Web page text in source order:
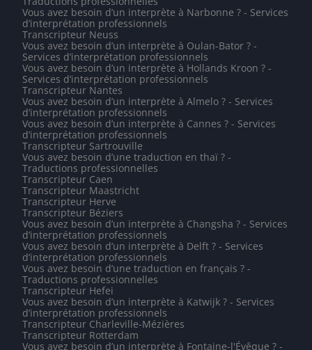
Vous avez besoin d’un interprète à Narbonne ? - Services
d’interprétation professionnels
Transcripteur Neuss
Vous avez besoin d’un interprète à Oulan-Bator ? -
Services d’interprétation professionnels
Vous avez besoin d’un interprète à Hollands Kroon ? -
Services d’interprétation professionnels
Transcripteur Nantes
Vous avez besoin d’un interprète à Almelo ? - Services
d’interprétation professionnels
Vous avez besoin d’un interprète à Cannes ? - Services
d’interprétation professionnels
Transcripteur Sartrouville
Vous avez besoin d’une traduction en thaï ? -
Traductions professionnelles
Transcripteur Caen
Transcripteur Maastricht
Transcripteur Herve
Transcripteur Béziers
Vous avez besoin d’un interprète à Changsha ? - Services
d’interprétation professionnels
Vous avez besoin d’un interprète à Delft ? - Services
d’interprétation professionnels
Vous avez besoin d’une traduction en français ? -
Traductions professionnelles
Transcripteur Hefei
Vous avez besoin d’un interprète à Katwijk ? - Services
d’interprétation professionnels
Transcripteur Charleville-Mézières
Transcripteur Rotterdam
Vous avez besoin d’un interprète à Fontaine-l'Évêque ? -